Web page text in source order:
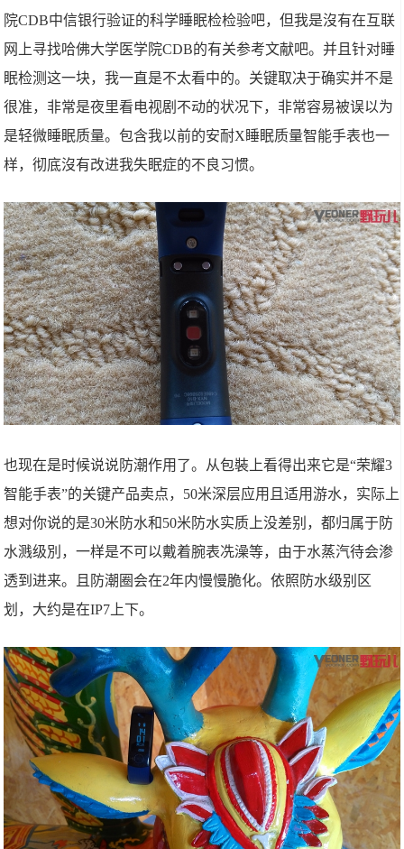
院CDB中信银行验证的科学睡眠检检验吧，但我是沒有在互联
网上寻找哈佛大学医学院CDB的有关参考文献吧。并且针对睡
眠检测这一块，我一直是不太看中的。关键取决于确实并不是
很准，非常是夜里看电视剧不动的状况下，非常容易被误以为
是轻微睡眠质量。包含我以前的安耐X睡眠质量智能手表也一
样，彻底沒有改进我失眠症的不良习惯。
也现在是时候说说防潮作用了。从包裝上看得出来它是“荣耀3
智能手表”的关键产品卖点，50米深层应用且适用游水，实际上
想对你说的是30米防水和50米防水实质上没差别，都归属于防
水溅级別，一样是不可以戴着腕表冼澡等，由于水蒸汽待会渗
透到进来。且防潮圈会在2年内慢慢脆化。依照防水级别区
划，大约是在IP7上下。